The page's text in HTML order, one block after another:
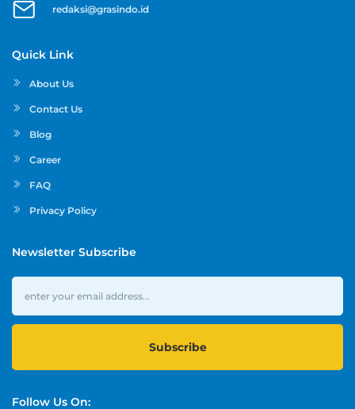
redaksi@grasindo.id
Quick Link
About Us
Contact Us
Blog
Career
FAQ
Privacy Policy
Newsletter Subscribe
Subscribe
Follow Us On: